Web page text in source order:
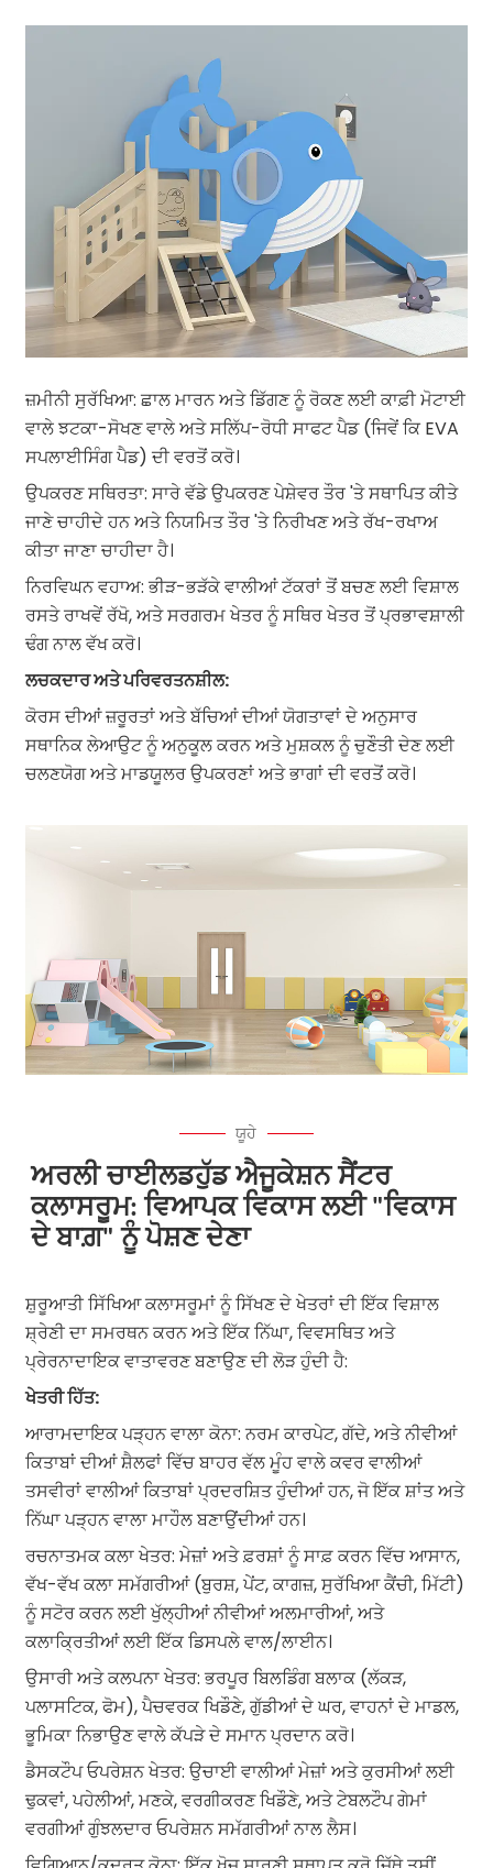
ਜ਼ਮੀਨੀ ਸੁਰੱਖਿਆ: ਛਾਲ ਮਾਰਨ ਅਤੇ ਡਿੱਗਣ ਨੂੰ ਰੋਕਣ ਲਈ ਕਾਫ਼ੀ ਮੋਟਾਈ
ਵਾਲੇ ਝਟਕਾ-ਸੋਖਣ ਵਾਲੇ ਅਤੇ ਸਲਿੱਪ-ਰੋਧੀ ਸਾਫਟ ਪੈਡ (ਜਿਵੇਂ ਕਿ EVA
ਸਪਲਾਈਸਿੰਗ ਪੈਡ) ਦੀ ਵਰਤੋਂ ਕਰੋ।
ਉਪਕਰਣ ਸਥਿਰਤਾ: ਸਾਰੇ ਵੱਡੇ ਉਪਕਰਣ ਪੇਸ਼ੇਵਰ ਤੌਰ 'ਤੇ ਸਥਾਪਿਤ ਕੀਤੇ
ਜਾਣੇ ਚਾਹੀਦੇ ਹਨ ਅਤੇ ਨਿਯਮਿਤ ਤੌਰ 'ਤੇ ਨਿਰੀਖਣ ਅਤੇ ਰੱਖ-ਰਖਾਅ
ਕੀਤਾ ਜਾਣਾ ਚਾਹੀਦਾ ਹੈ।
ਨਿਰਵਿਘਨ ਵਹਾਅ: ਭੀੜ-ਭੜੱਕੇ ਵਾਲੀਆਂ ਟੱਕਰਾਂ ਤੋਂ ਬਚਣ ਲਈ ਵਿਸ਼ਾਲ
ਰਸਤੇ ਰਾਖਵੇਂ ਰੱਖੋ, ਅਤੇ ਸਰਗਰਮ ਖੇਤਰ ਨੂੰ ਸਥਿਰ ਖੇਤਰ ਤੋਂ ਪ੍ਰਭਾਵਸ਼ਾਲੀ
ਢੰਗ ਨਾਲ ਵੱਖ ਕਰੋ।
ਲਚਕਦਾਰ ਅਤੇ ਪਰਿਵਰਤਨਸ਼ੀਲ:
ਕੋਰਸ ਦੀਆਂ ਜ਼ਰੂਰਤਾਂ ਅਤੇ ਬੱਚਿਆਂ ਦੀਆਂ ਯੋਗਤਾਵਾਂ ਦੇ ਅਨੁਸਾਰ
ਸਥਾਨਿਕ ਲੇਆਉਟ ਨੂੰ ਅਨੁਕੂਲ ਕਰਨ ਅਤੇ ਮੁਸ਼ਕਲ ਨੂੰ ਚੁਣੌਤੀ ਦੇਣ ਲਈ
ਚਲਣਯੋਗ ਅਤੇ ਮਾਡਯੂਲਰ ਉਪਕਰਣਾਂ ਅਤੇ ਭਾਗਾਂ ਦੀ ਵਰਤੋਂ ਕਰੋ।
ਯੂਹੇ
ਅਰਲੀ ਚਾਈਲਡਹੁੱਡ ਐਜੂਕੇਸ਼ਨ ਸੈਂਟਰ
ਕਲਾਸਰੂਮ: ਵਿਆਪਕ ਵਿਕਾਸ ਲਈ "ਵਿਕਾਸ
ਦੇ ਬਾਗ਼" ਨੂੰ ਪੋਸ਼ਣ ਦੇਣਾ
ਸ਼ੁਰੂਆਤੀ ਸਿੱਖਿਆ ਕਲਾਸਰੂਮਾਂ ਨੂੰ ਸਿੱਖਣ ਦੇ ਖੇਤਰਾਂ ਦੀ ਇੱਕ ਵਿਸ਼ਾਲ
ਸ਼੍ਰੇਣੀ ਦਾ ਸਮਰਥਨ ਕਰਨ ਅਤੇ ਇੱਕ ਨਿੱਘਾ, ਵਿਵਸਥਿਤ ਅਤੇ
ਪ੍ਰੇਰਨਾਦਾਇਕ ਵਾਤਾਵਰਣ ਬਣਾਉਣ ਦੀ ਲੋੜ ਹੁੰਦੀ ਹੈ:
ਖੇਤਰੀ ਹਿੱਤ:
ਆਰਾਮਦਾਇਕ ਪੜ੍ਹਨ ਵਾਲਾ ਕੋਨਾ: ਨਰਮ ਕਾਰਪੇਟ, ​​ਗੱਦੇ, ਅਤੇ ਨੀਵੀਆਂ
ਕਿਤਾਬਾਂ ਦੀਆਂ ਸ਼ੈਲਫਾਂ ਵਿੱਚ ਬਾਹਰ ਵੱਲ ਮੂੰਹ ਵਾਲੇ ਕਵਰ ਵਾਲੀਆਂ
ਤਸਵੀਰਾਂ ਵਾਲੀਆਂ ਕਿਤਾਬਾਂ ਪ੍ਰਦਰਸ਼ਿਤ ਹੁੰਦੀਆਂ ਹਨ, ਜੋ ਇੱਕ ਸ਼ਾਂਤ ਅਤੇ
ਨਿੱਘਾ ਪੜ੍ਹਨ ਵਾਲਾ ਮਾਹੌਲ ਬਣਾਉਂਦੀਆਂ ਹਨ।
ਰਚਨਾਤਮਕ ਕਲਾ ਖੇਤਰ: ਮੇਜ਼ਾਂ ਅਤੇ ਫ਼ਰਸ਼ਾਂ ਨੂੰ ਸਾਫ਼ ਕਰਨ ਵਿੱਚ ਆਸਾਨ,
ਵੱਖ-ਵੱਖ ਕਲਾ ਸਮੱਗਰੀਆਂ (ਬੁਰਸ਼, ਪੇਂਟ, ਕਾਗਜ਼, ਸੁਰੱਖਿਆ ਕੈਂਚੀ, ਮਿੱਟੀ)
ਨੂੰ ਸਟੋਰ ਕਰਨ ਲਈ ਖੁੱਲ੍ਹੀਆਂ ਨੀਵੀਆਂ ਅਲਮਾਰੀਆਂ, ਅਤੇ
ਕਲਾਕ੍ਰਿਤੀਆਂ ਲਈ ਇੱਕ ਡਿਸਪਲੇ ਵਾਲ/ਲਾਈਨ।
ਉਸਾਰੀ ਅਤੇ ਕਲਪਨਾ ਖੇਤਰ: ਭਰਪੂਰ ਬਿਲਡਿੰਗ ਬਲਾਕ (ਲੱਕੜ,
ਪਲਾਸਟਿਕ, ਫੋਮ), ਪੈਚਵਰਕ ਖਿਡੌਣੇ, ਗੁੱਡੀਆਂ ਦੇ ਘਰ, ਵਾਹਨਾਂ ਦੇ ਮਾਡਲ,
ਭੂਮਿਕਾ ਨਿਭਾਉਣ ਵਾਲੇ ਕੱਪੜੇ ਦੇ ਸਮਾਨ ਪ੍ਰਦਾਨ ਕਰੋ।
ਡੈਸਕਟੌਪ ਓਪਰੇਸ਼ਨ ਖੇਤਰ: ਉਚਾਈ ਵਾਲੀਆਂ ਮੇਜ਼ਾਂ ਅਤੇ ਕੁਰਸੀਆਂ ਲਈ
ਢੁਕਵਾਂ, ਪਹੇਲੀਆਂ, ਮਣਕੇ, ਵਰਗੀਕਰਣ ਖਿਡੌਣੇ, ਅਤੇ ਟੇਬਲਟੌਪ ਗੇਮਾਂ
ਵਰਗੀਆਂ ਗੁੰਝਲਦਾਰ ਓਪਰੇਸ਼ਨ ਸਮੱਗਰੀਆਂ ਨਾਲ ਲੈਸ।